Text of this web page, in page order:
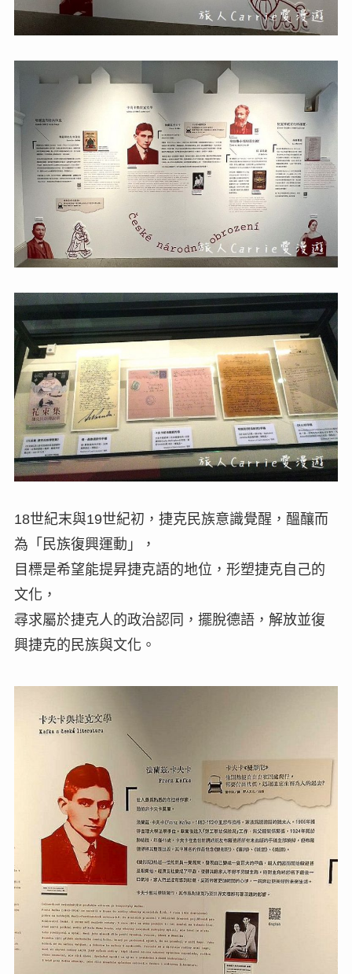
18世紀末與19世紀初，捷克民族意識覺醒，醞釀而
為「民族復興運動」，
目標是希望能提昇捷克語的地位，形塑捷克自己的
文化，
尋求屬於捷克人的政治認同，擺脫德語，解放並復
興捷克的民族與文化。